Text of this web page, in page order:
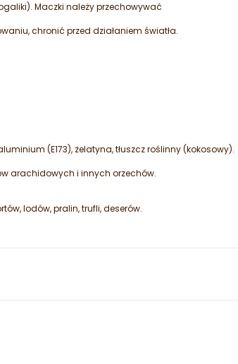
Maczki należy przechowywać
chronić przed działaniem światła.
(E173), żelatyna, tłuszcz roślinny (kokosowy).
arachidowych i innych orzechów.
lodów, pralin, trufli, deserów.